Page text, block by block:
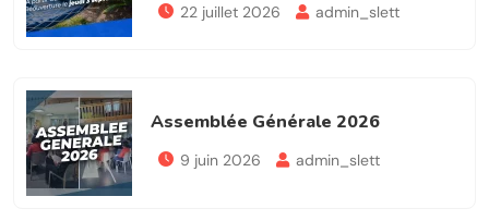
22 juillet 2026 admin_slett
Assemblée Générale 2026
9 juin 2026 admin_slett